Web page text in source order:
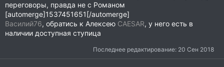
переговоры, правда не с Романом
[automerge]1537451651[/automerge]
Василий76, обратись к Алексею CAESAR, у него есть в
наличии доступная ступица
Последнее редактирование: 20 Сен 2018